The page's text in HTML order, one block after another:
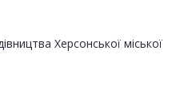
Херсонської міської